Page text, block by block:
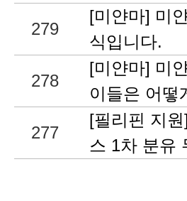
279
[미얀마] 미
식입니다.
278
[미얀마] 미
이들은 어
277
[필리핀 지
스 1차 분유